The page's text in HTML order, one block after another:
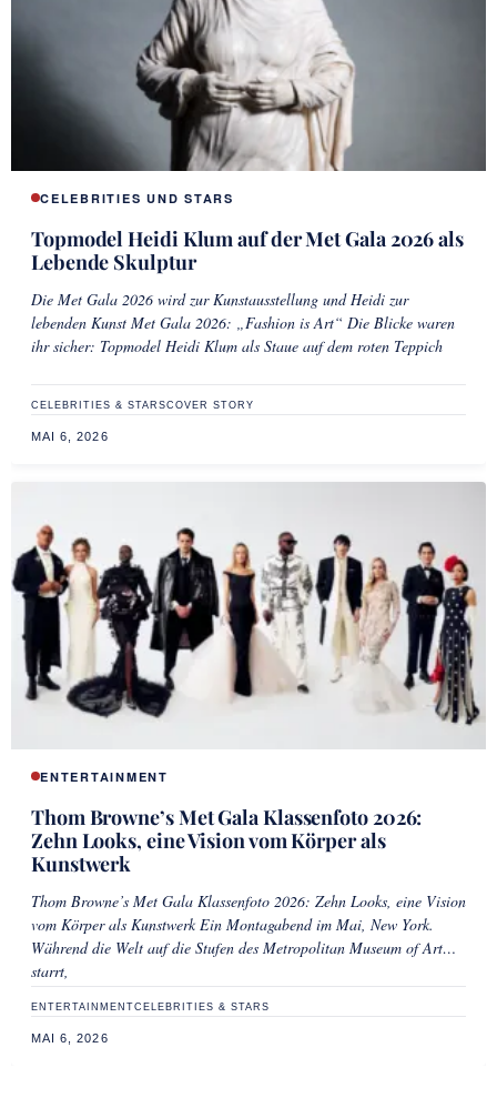
CELEBRITIES UND STARS
CELEBRITIES & STARSCOVER STORY
Topmodel Heidi Klum auf der Met Gala 2026 als
Lebende Skulptur
MAI 6, 2026
Die Met Gala 2026 wird zur Kunstausstellung und Heidi zur
lebenden Kunst Met Gala 2026: „Fashion is Art“ Die Blicke waren
ihr sicher: Topmodel Heidi Klum als Staue auf dem roten Teppich
ENTERTAINMENT
ENTERTAINMENTCELEBRITIES & STARS
Thom Browne’s Met Gala Klassenfoto 2026:
Zehn Looks, eine Vision vom Körper als
Kunstwerk
MAI 6, 2026
Thom Browne’s Met Gala Klassenfoto 2026: Zehn Looks, eine Vision
vom Körper als Kunstwerk Ein Montagabend im Mai, New York.
Während die Welt auf die Stufen des Metropolitan Museum of Art
starrt,